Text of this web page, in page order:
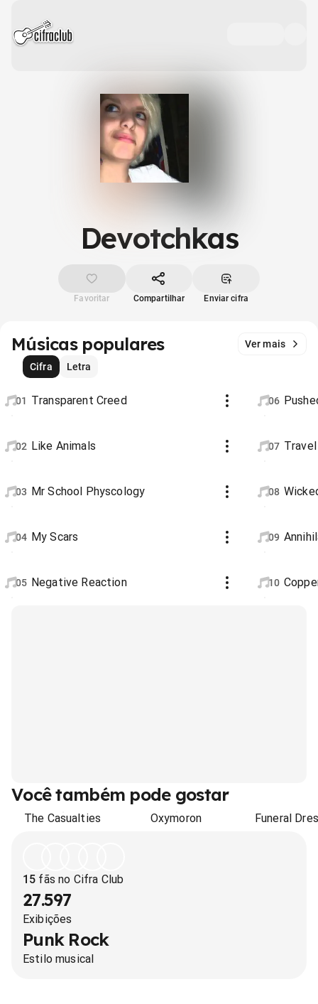
Devotchkas
Favoritar Compartilhar Enviar cifra
Músicas populares
Ver mais
Cifra
Letra
01 Transparent Creed
02 Like Animals
03 Mr School Physcology
04 My Scars
05 Negative Reaction
06
07
08
09
10
Você também pode gostar
The Casualties Oxymoron Funeral
15 fãs no Cifra Club
27.597
Exibições
Punk Rock
Estilo musical